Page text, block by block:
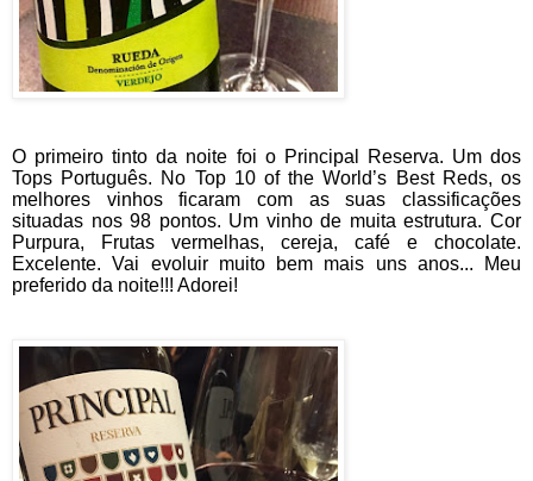
O primeiro tinto da noite foi o Principal Reserva. Um dos
Tops Português. No Top 10 of the World’s Best Reds, os
melhores vinhos ficaram com as suas classificações
situadas nos 98 pontos. Um vinho de muita estrutura. Cor
Purpura, Frutas vermelhas, cereja, café e chocolate.
Excelente. Vai evoluir muito bem mais uns anos... Meu
preferido da noite!!! Adorei!